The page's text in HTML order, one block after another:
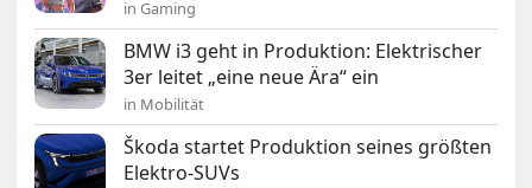
in Gaming
BMW i3 geht in Produktion: Elektrischer
3er leitet „eine neue Ära“ ein
in Mobilität
Škoda startet Produktion seines größten
Elektro-SUVs